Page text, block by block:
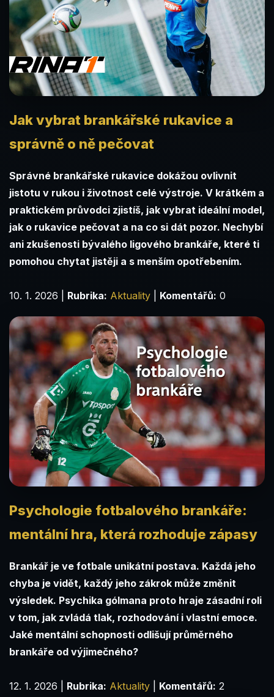
Jak vybrat brankářské rukavice a
správně o ně pečovat
Správné brankářské rukavice dokážou ovlivnit
jistotu v rukou i životnost celé výstroje. V krátkém a
praktickém průvodci zjistíš, jak vybrat ideální model,
jak o rukavice pečovat a na co si dát pozor. Nechybí
ani zkušenosti bývalého ligového brankáře, které ti
pomohou chytat jistěji a s menším opotřebením.
10. 1. 2026 Rubrika: Aktuality Komentářů: 0
Psychologie fotbalového brankáře:
mentální hra, která rozhoduje zápasy
Brankář je ve fotbale unikátní postava. Každá jeho
chyba je vidět, každý jeho zákrok může změnit
výsledek. Psychika gólmana proto hraje zásadní roli
v tom, jak zvládá tlak, rozhodování i vlastní emoce.
Jaké mentální schopnosti odlišují průměrného
brankáře od výjimečného?
12. 1. 2026 Rubrika: Aktuality Komentářů: 2